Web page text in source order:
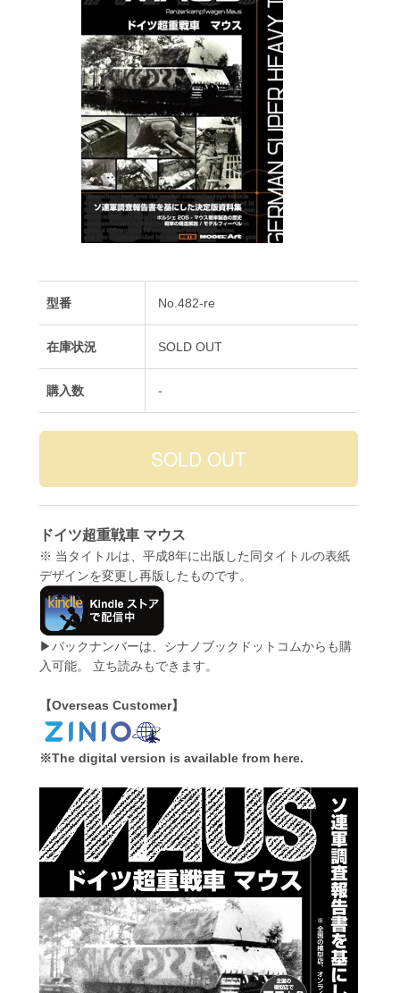
型番 No.482-re
在庫状況 SOLD OUT
購入数 -
ドイツ超重戦車 マウス
※ 当タイトルは、平成8年に出版した同タイトルの表紙
デザインを変更し再版したものです。
▶バックナンバーは、シナノブックドットコムからも購
入可能。 立ち読みもできます。
【Overseas Customer】
※The digital version is available from here.